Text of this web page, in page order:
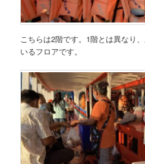
こちらは2階です。1階とは異なり
いるフロアです。